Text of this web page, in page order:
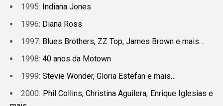
1995: Indiana Jones
1996: Diana Ross
1997: Blues Brothers, ZZ Top, James Brown e mais…
1998: 40 anos da Motown
1999: Stevie Wonder, Gloria Estefan e mais…
2000: Phil Collins, Christina Aguilera, Enrique Iglesias e